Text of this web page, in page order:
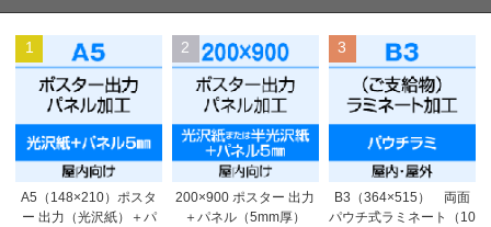
1
A5（148×210）ポスタ
ー 出力（光沢紙）＋パ
2
200×900 ポスター 出力
＋パネル（5mm厚）
3
B3（364×515） 両面
パウチ式ラミネート（10